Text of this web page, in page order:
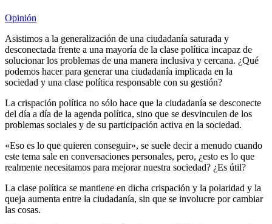
Opinión
Asistimos a la generalización de una ciudadanía saturada y
desconectada frente a una mayoría de la clase política incapaz de
solucionar los problemas de una manera inclusiva y cercana. ¿Qué
podemos hacer para generar una ciudadanía implicada en la
sociedad y una clase política responsable con su gestión?
La crispación política no sólo hace que la ciudadanía se desconecte
del día a día de la agenda política, sino que se desvinculen de los
problemas sociales y de su participación activa en la sociedad.
«Eso es lo que quieren conseguir», se suele decir a menudo cuando
este tema sale en conversaciones personales, pero, ¿esto es lo que
realmente necesitamos para mejorar nuestra sociedad? ¿Es útil?
La clase política se mantiene en dicha crispación y la polaridad y la
queja aumenta entre la ciudadanía, sin que se involucre por cambiar
las cosas.